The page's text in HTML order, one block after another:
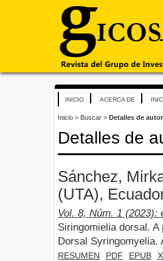
INICIO ACERCA DE
Inicio > Buscar > Detalles de
Detalles de
Sánchez,
(UTA),
Vol. 8, Núm. 1 (2023):
Siringomielia dorsal.
Dorsal Syringomyelia.
RESUMEN PDF EPUB